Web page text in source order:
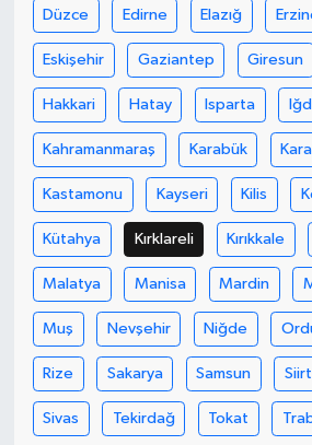
Düzce Edirne Elazığ
Eskişehir Gaziantep Giresun
Hakkari Hatay Isparta
Kahramanmaraş Karabük
Kastamonu Kayseri Kilis
Kütahya Kırklareli Kırıkkale
Malatya Manisa Mardin
Muş Nevşehir Niğde
Rize Sakarya Samsun Siirt
Sivas Tekirdağ Tokat